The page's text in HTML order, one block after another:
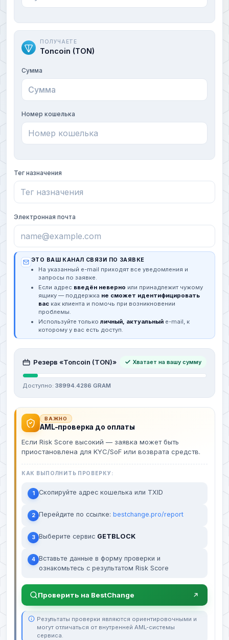
ПОЛУЧАЕТЕ
Toncoin (TON)
Сумма
Номер кошелька
Тег назначения
Электронная почта
ЭТО ВАШ КАНАЛ СВЯЗИ ПО ЗАЯВКЕ
На указанный e-mail приходят все уведомления и
запросы по заявке.
Если адрес введён неверно или принадлежит чужому
ящику — поддержка не сможет идентифицировать
вас как клиента и помочь при возникновении
проблемы.
Используйте только личный, актуальный e-mail, к
которому у вас есть доступ.
Резерв «Toncoin (TON)» Хватает на вашу сумму
Доступно: 38994.4286 GRAM
ВАЖНО
AML-проверка до оплаты
Если Risk Score высокий — заявка может быть
приостановлена для KYC/SoF или возврата средств.
КАК ВЫПОЛНИТЬ ПРОВЕРКУ:
1 Скопируйте адрес кошелька или TXID
2 Перейдите по ссылке: bestchange.pro/report
3 Выберите сервис GETBLOCK
4 Вставьте данные в форму проверки и
ознакомьтесь с результатом Risk Score
Проверить на BestChange
Результаты проверки являются ориентировочными и
могут отличаться от внутренней AML-системы
сервиса.